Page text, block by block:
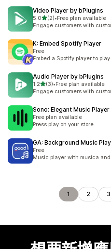
Video Player by bPlugins
5.0滿分 5 顆星
(2)
共有 2 則評價
•Free plan available
Engage customers with
K: Embed Spotify Player
Free
Embed a Spotify player to
Audio Player by bPlugins
1.2滿分 5 顆星
(3)
共有 3 則評價
•Free plan available
Engage customers with
Sono: Elegant Music Player
Free plan available
Press play on your store.
GA: Background Music
Free
Music player with musica
1 2 3